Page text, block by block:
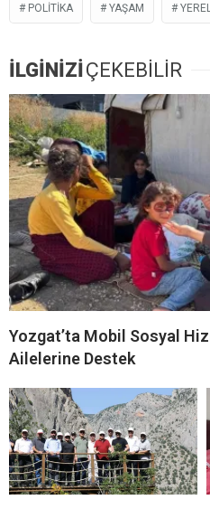
POLITIKA YAŞAM
İLGİNİZİÇEKEBİLİR
Yozgat’ta Mobil Sosyal
Ailelerine Destek